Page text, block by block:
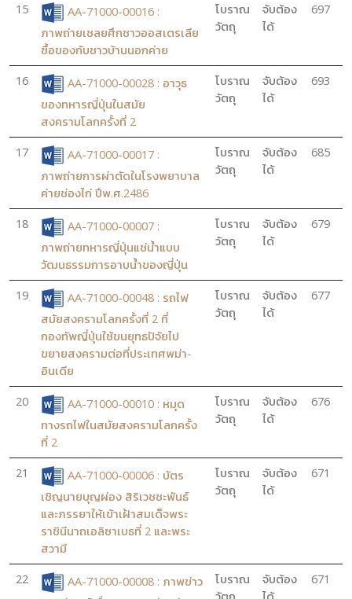
15
AA-71000-00016 :
ภาพถ่ายเชลยศึกชาวออสเตรเลีย
ซื้อของกับชาวบ้านนอกค่าย
โบราณ
วัตถุ
จับต้อง
ได้
697
16
AA-71000-00028 : อาวุธ
ของทหารญี่ปุ่นในสมัย
สงครามโลกครั้งที่ 2
โบราณ
วัตถุ
จับต้อง
ได้
693
17
AA-71000-00017 :
ภาพถ่ายการผ่าตัดในโรงพยาบาล
ค่ายช่องไก่ ปีพ.ศ.2486
โบราณ
วัตถุ
จับต้อง
ได้
685
18
AA-71000-00007 :
ภาพถ่ายทหารญี่ปุ่นแช่น้ำแบบ
วัฒนธรรมการอาบน้ำของญี่ปุ่น
โบราณ
วัตถุ
จับต้อง
ได้
679
19
AA-71000-00048 : รถไฟ
สมัยสงครามโลกครั้งที่ 2 ที่
กองทัพญี่ปุ่นใช้ขนยุทธปัจัยไป
ขยายสงครามต่อที่ประเทศพม่า-
อินเดีย
โบราณ
วัตถุ
จับต้อง
ได้
677
20
AA-71000-00010 : หมุด
ทางรถไฟในสมัยสงครามโลกครั้ง
ที่ 2
โบราณ
วัตถุ
จับต้อง
ได้
676
21
AA-71000-00006 : บัตร
เชิญนายบุญผ่อง สิริเวชชะพันธ์
และภรรยาให้เข้าเฝ้าสมเด็จพระ
ราชินีนาถเอลิซาเบธที่ 2 และพระ
สวามี
โบราณ
วัตถุ
จับต้อง
ได้
671
22
AA-71000-00008 : ภาพข่าว
โบราณ
วัตถุ
จับต้อง
ได้
671